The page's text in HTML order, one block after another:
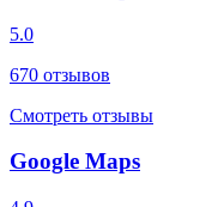
5.0
670 отзывов
Смотреть отзывы
Google Maps